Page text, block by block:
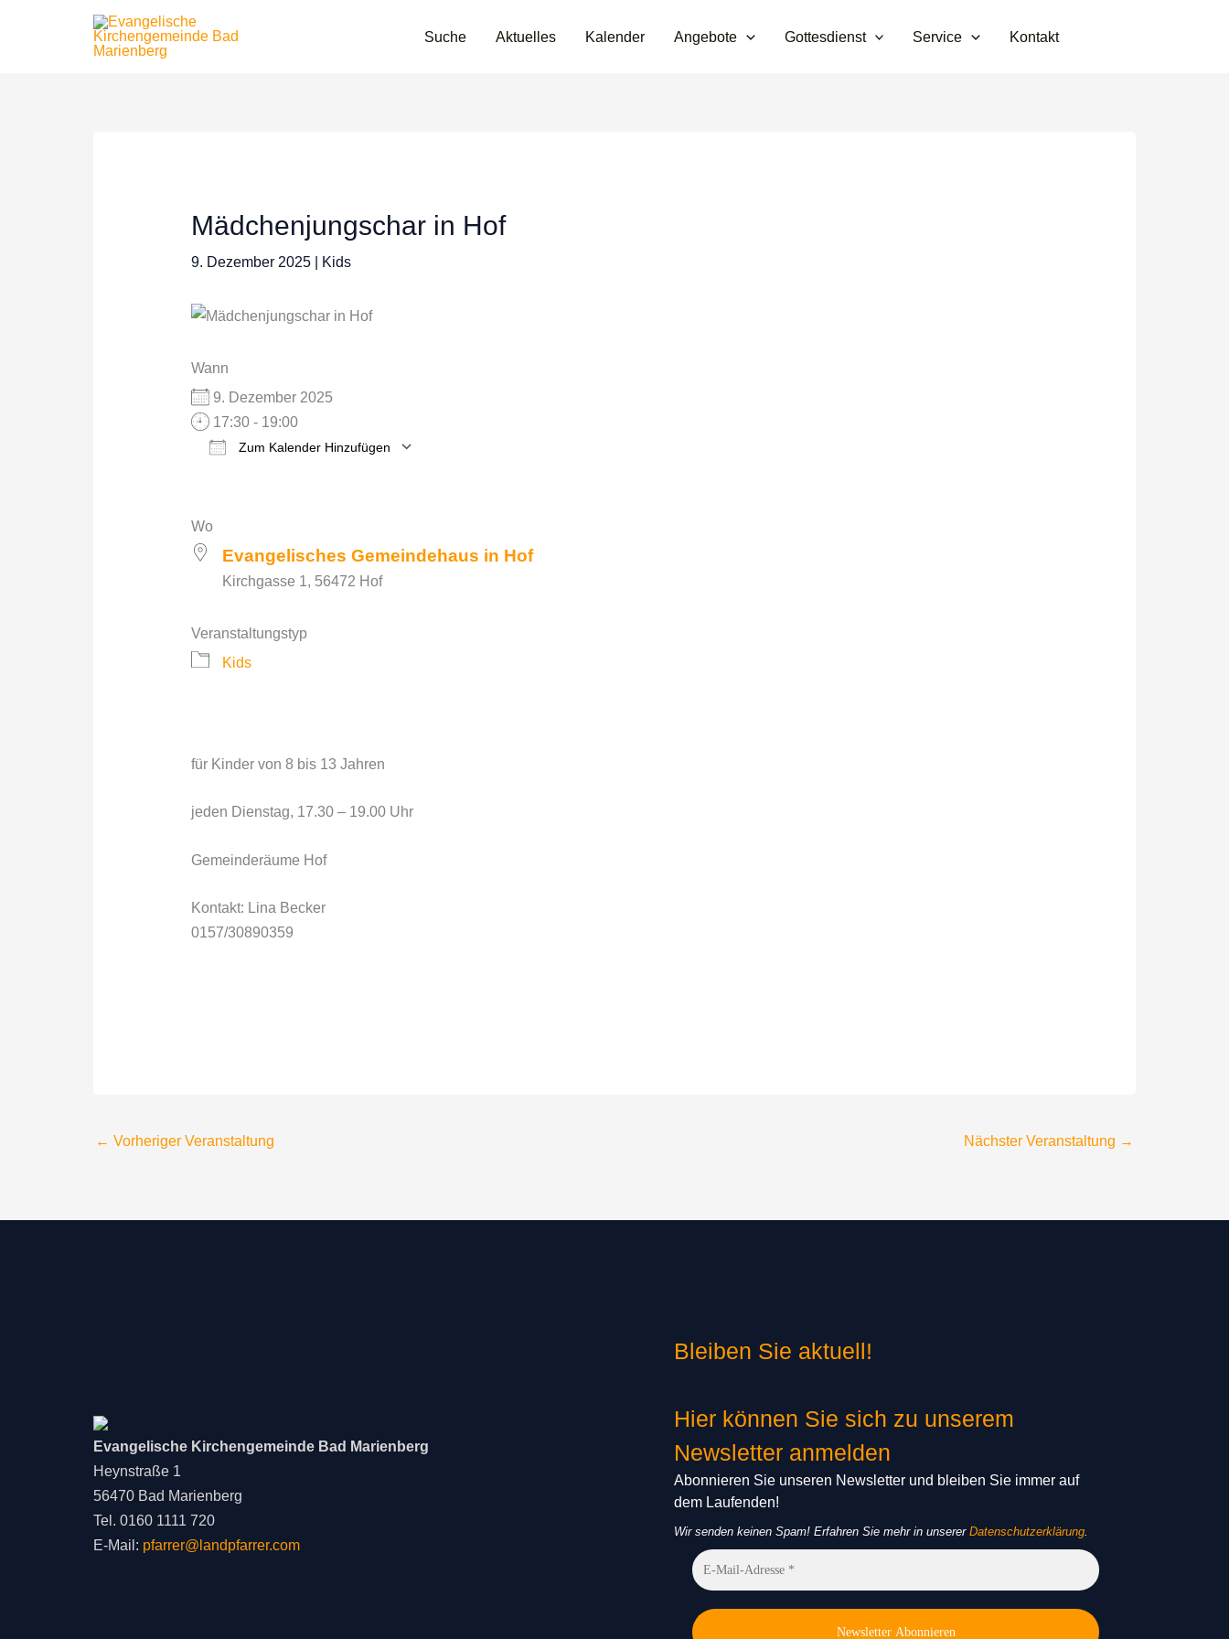
Suche Aktuelles Kalender Angebote Gottesdienst Service Kontakt
Mädchenjungschar in Hof
9. Dezember 2025 Kids
Wann
9. Dezember 2025
17:30 - 19:00
Zum Kalender Hinzufügen
Wo
Evangelisches Gemeindehaus in Hof
Kirchgasse 1, 56472 Hof
Veranstaltungstyp
Kids
für Kinder von 8 bis 13 Jahren
jeden Dienstag, 17.30 – 19.00 Uhr
Gemeinderäume Hof
Kontakt: Lina Becker
0157/30890359
← Vorheriger Veranstaltung Nächster Veranstaltung →
Evangelische Kirchengemeinde Bad Marienberg
Heynstraße 1
56470 Bad Marienberg
Tel. 0160 1111 720
E-Mail: pfarrer@landpfarrer.com
Bleiben Sie aktuell!
Hier können Sie sich zu unserem
Newsletter anmelden
Abonnieren Sie unseren Newsletter und bleiben Sie immer auf
dem Laufenden!
Wir senden keinen Spam! Erfahren Sie mehr in unserer Datenschutzerklärung.